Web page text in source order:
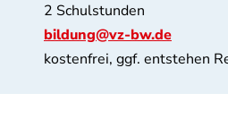
2 Schulstunden
bildung@vz-bw.de
kostenfrei, ggf. entstehen